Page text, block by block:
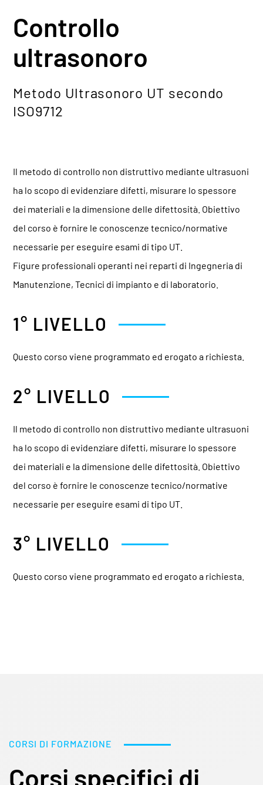
Controllo
ultrasonoro
Metodo Ultrasonoro UT secondo
ISO9712
Il metodo di controllo non distruttivo mediante ultrasuoni
ha lo scopo di evidenziare difetti, misurare lo spessore
dei materiali e la dimensione delle difettosità. Obiettivo
del corso è fornire le conoscenze tecnico/normative
necessarie per eseguire esami di tipo UT.
Figure professionali operanti nei reparti di Ingegneria di
Manutenzione, Tecnici di impianto e di laboratorio.
1° LIVELLO
Questo corso viene programmato ed erogato a richiesta.
2° LIVELLO
Il metodo di controllo non distruttivo mediante ultrasuoni
ha lo scopo di evidenziare difetti, misurare lo spessore
dei materiali e la dimensione delle difettosità. Obiettivo
del corso è fornire le conoscenze tecnico/normative
necessarie per eseguire esami di tipo UT.
3° LIVELLO
Questo corso viene programmato ed erogato a richiesta.
CORSI DI FORMAZIONE
Corsi specifici di